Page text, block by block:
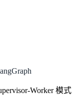
Worker 模式